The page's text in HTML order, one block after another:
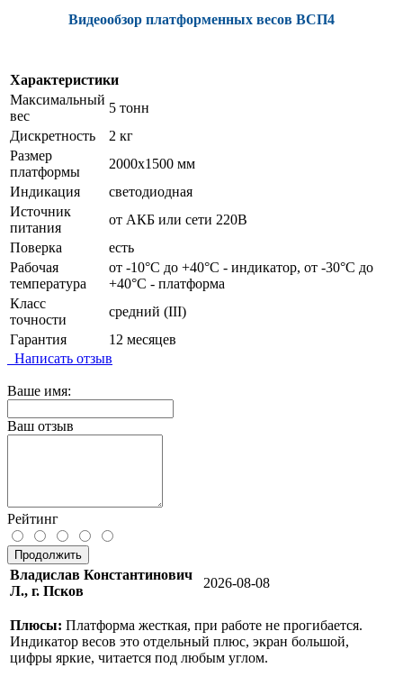
Видеообзор платформенных весов ВСП4
Характеристики
Максимальный
вес
5 тонн
Дискретность
2 кг
Размер
платформы
2000х1500 мм
Индикация
светодиодная
Источник
питания
от АКБ или сети 220В
Поверка
есть
Рабочая
температура
от -10°C до +40°C - индикатор, от -30°C до
+40°C - платформа
Класс
точности
средний (III)
Гарантия
12 месяцев
Написать отзыв
Ваше имя:
Ваш отзыв
Рейтинг
Продолжить
Владислав Константинович
Л., г. Псков
2026-08-08
Плюсы: Платформа жесткая, при работе не прогибается.
Индикатор весов это отдельный плюс, экран большой,
цифры яркие, читается под любым углом.